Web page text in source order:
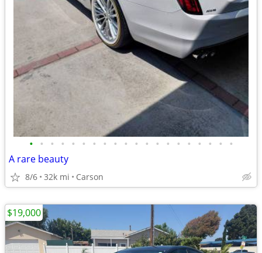
• • • • • • • • • • • • • • • • • • • •
A rare beauty
8/6 32k mi Carson
$19,000